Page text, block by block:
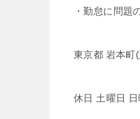
・勤怠に問題
東京都 岩本町
休日 土曜日 日